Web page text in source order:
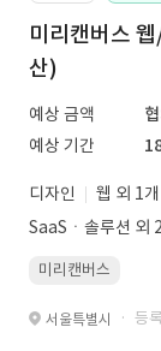
미리캔버스
산)
예상 금액
예상 기간
디자인
웹 외 1개
SaaSㆍ솔루션 외
미리캔버스
서울특별시 · 등